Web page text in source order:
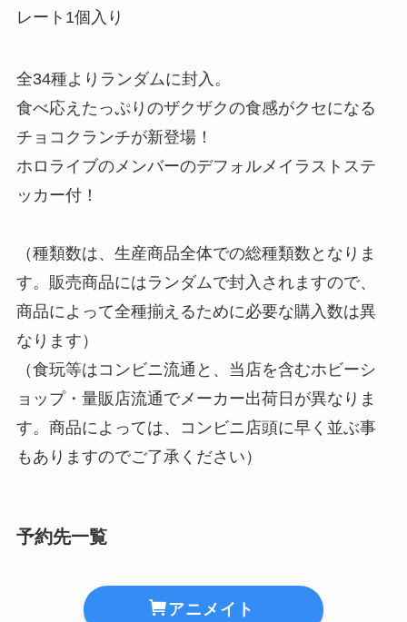
レート1個入り
全34種よりランダムに封入。
食べ応えたっぷりのザクザクの食感がクセになる
チョコクランチが新登場！
ホロライブのメンバーのデフォルメイラストステ
ッカー付！
（種類数は、生産商品全体での総種類数となりま
す。販売商品にはランダムで封入されますので、
商品によって全種揃えるために必要な購入数は異
なります）
（食玩等はコンビニ流通と、当店を含むホビーシ
ョップ・量販店流通でメーカー出荷日が異なりま
す。商品によっては、コンビニ店頭に早く並ぶ事
もありますのでご了承ください）
予約先一覧
アニメイト